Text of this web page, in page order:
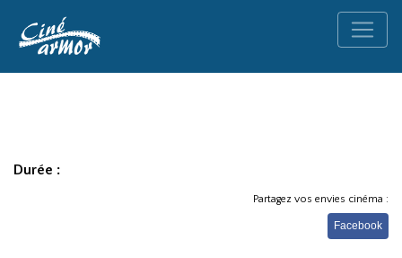
Durée :
Partagez vos envies cinéma :
Facebook